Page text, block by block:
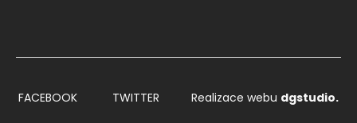
FACEBOOK TWITTER Realizace webu dgstudio.